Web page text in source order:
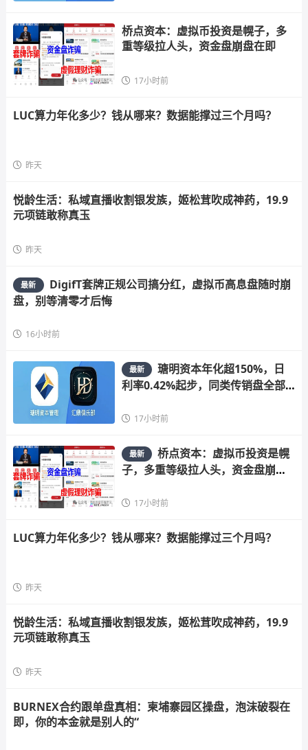
桥点资本：虚拟币投资是幌子，多
重等级拉人头，资金盘崩盘在即
17小时前
LUC算力年化多少？钱从哪来？数据能撑过三个月吗？
昨天
悦龄生活：私域直播收割银发族，姬松茸吹成神药，19.9
元项链敢称真玉
昨天
最新
DigifT套牌正规公司搞分红，虚拟币高息盘随时崩
盘，别等清零才后悔
16小时前
最新
瑭明资本年化超150%，日
利率0.42%起步，同类传销盘全部
17小时前
最新
桥点资本：虚拟币投资是幌
子，多重等级拉人头，资金盘崩盘
17小时前
LUC算力年化多少？钱从哪来？数据能撑过三个月吗？
昨天
悦龄生活：私域直播收割银发族，姬松茸吹成神药，19.9
元项链敢称真玉
昨天
BURNEX合约跟单盘真相：柬埔寨园区操盘，泡沫破裂在
即，你的本金就是别人的“